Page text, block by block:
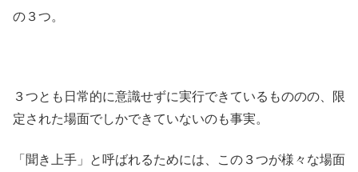
の３つ。
３つとも日常的に意識せずに実行できているもののの、限
定された場面でしかできていないのも事実。
「聞き上手」と呼ばれるためには、この３つが様々な場面